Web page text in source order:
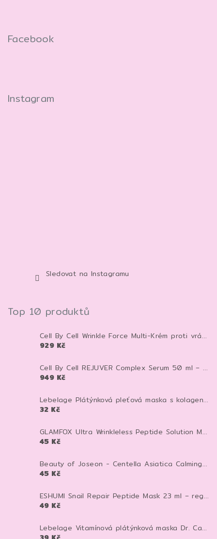
Facebook
Instagram
Sledovat na Instagramu
Top 10 produktů
Cell By Cell Wrinkle Force Multi-Krém proti vráskám 100 ml – anti-age krém pro zpevnění a hydrataci pleti
929 Kč
Cell By Cell REJUVER Complex Serum 50 ml – anti-age sérum pro zpevnění a regeneraci pleti
949 Kč
Lebelage Plátýnková pleťová maska s kolagenem Dr. Capsule Collagen Mask Pack 28 ml 1 ks
32 Kč
GLAMFOX Ultra Wrinkleless Peptide Solution Mask 25 g – peptidová pleťová maska pro vyhlazení, hydrataci a pevnější vzhled pleti
45 Kč
Beauty of Joseon - Centella Asiatica Calming Mask - Zklidňující textilní maska - 25 ml
45 Kč
ESHUMI Snail Repair Peptide Mask 23 ml – regenerační plátýnková maska se šnečím mucinem a peptidy pro hydrataci a pevnější pleť
49 Kč
Lebelage Vitamínová plátýnková maska Dr. Capsule Vitamin Mask Pack 25 ml